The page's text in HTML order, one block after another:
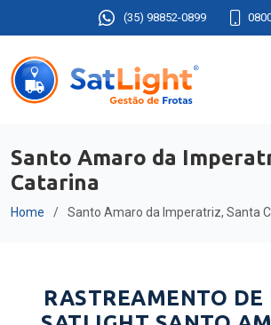
(35) 98852-0899
Santo Amaro da
Catarina
Home Santo Amaro da Imperatriz, Santa
RASTREAMENTO DE